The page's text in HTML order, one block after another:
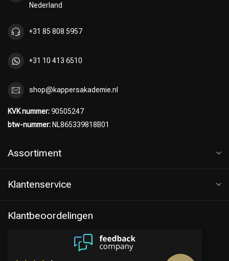
Nederland
+31 85 808 5957
+31 10 413 6510
shop@kappersakademie.nl
KVK nummer:90505247
btw-nummer: NL865339818B01
Assortiment
Klantenservice
Klantbeoordelingen